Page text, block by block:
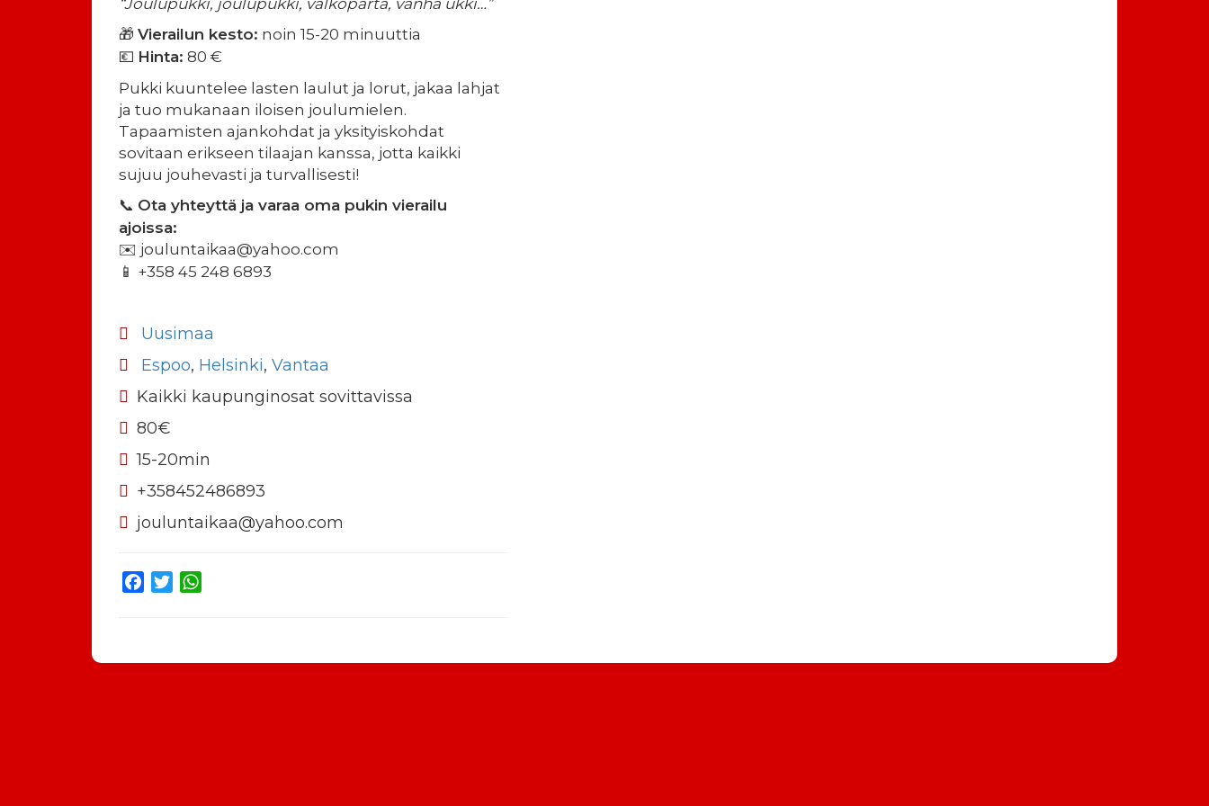
🎁 Vierailun kesto: noin 15-20 minuuttia
💶 Hinta: 80 €
Pukki kuuntelee lasten laulut ja lorut, jakaa lahjat
ja tuo mukanaan iloisen joulumielen.
Tapaamisten ajankohdat ja yksityiskohdat
sovitaan erikseen tilaajan kanssa, jotta kaikki
sujuu jouhevasti ja turvallisesti!
📞 Ota yhteyttä ja varaa oma pukin vierailu
ajoissa:
✉️ jouluntaikaa@yahoo.com
📱 +358 45 248 6893
Uusimaa
Espoo, Helsinki, Vantaa
Kaikki kaupunginosat sovittavissa
80€
15-20min
+358452486893
jouluntaikaa@yahoo.com
Facebook
Twitter